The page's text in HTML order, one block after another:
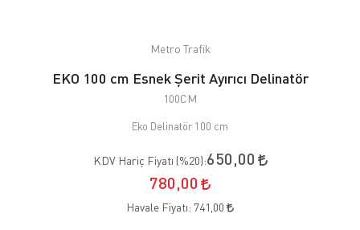
Metro Trafik
EKO 100 cm Esnek Şerit Ayırıcı Delinatör
100CM
Eko Delinatör 100 cm
KDV Hariç Fiyatı (%20):650,00
780,00
Havale Fiyatı: 741,00